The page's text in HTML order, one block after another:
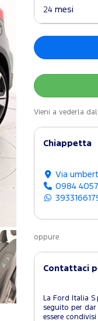
24mesi
Vieni a vederla
Chiappetta
Via
0984
oppure
Contattaci
La Ford Italia
seguito per
essere